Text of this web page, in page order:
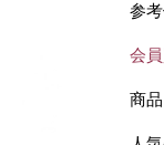
参考
会
商